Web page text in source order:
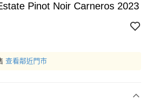
Pinot Noir Carneros 2023
查看鄰近門市